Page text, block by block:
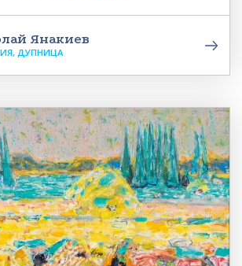
Янакиев
ДУПНИЦА